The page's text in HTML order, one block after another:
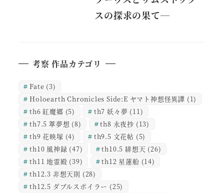
スの探求の果て―
考察 作品カテゴリ
Fate (3)
Holoearth Chronicles Side:E ヤマト神想怪異譚 (1)
th6 紅魔郷 (5) th7 妖々夢 (11)
th7.5 萃夢想 (8) th8 永夜抄 (13)
th9 花映塚 (4) th9.5 文花帖 (5)
th10 風神録 (47) th10.5 緋想天 (26)
th11 地霊殿 (39) th12 星蓮船 (14)
th12.3 非想天則 (28)
th12.5 ダブルスポイラー (25)